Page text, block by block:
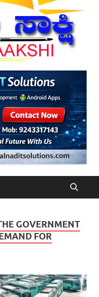
GOVERNMENT
FOR